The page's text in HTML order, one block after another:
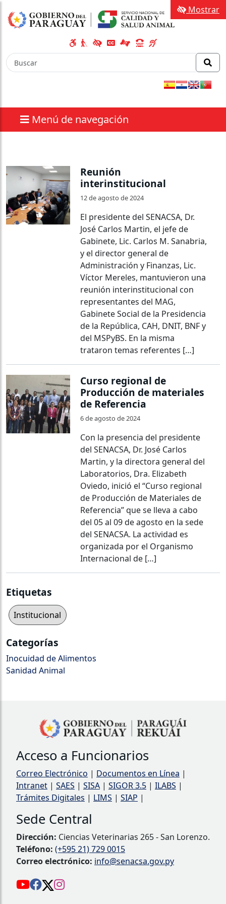
Menú de navegación
Mostrar
Reunión
interinstitucional
12 de agosto de 2024
El presidente del SENACSA, Dr.
José Carlos Martin, el jefe de
Gabinete, Lic. Carlos M. Sanabria,
y el director general de
Administración y Finanzas, Lic.
Víctor Mereles, mantuvieron una
reunión interinstitucional con
representantes del MAG,
Gabinete Social de la Presidencia
de la República, CAH, DNIT, BNF y
del MSPyBS. En la misma
trataron temas referentes […]
Curso regional de
Producción de materiales
de Referencia
6 de agosto de 2024
Con la presencia del presidente
del SENACSA, Dr. José Carlos
Martin, y la directora general del
Laboratorios, Dra. Elizabeth
Oviedo, inició el “Curso regional
de Producción de Materiales de
Referencia” que se lleva a cabo
del 05 al 09 de agosto en la sede
del SENACSA. La actividad es
organizada por el Organismo
Internacional de […]
Etiquetas
Institucional
Categorías
Inocuidad de Alimentos
Sanidad Animal
Acceso a Funcionarios
Correo Electrónico | Documentos en Línea |
Intranet | SAES | SISA | SIGOR 3.5 | ILABS |
Trámites Digitales | LIMS | SIAP |
Sede Central
Dirección: Ciencias Veterinarias 265 - San Lorenzo.
Teléfono: (+595 21) 729 0015
Correo electrónico: info@senacsa.gov.py